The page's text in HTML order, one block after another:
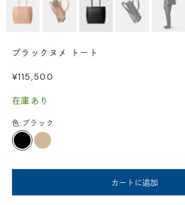
ブラックヌメ トート
セール価格
¥115,500
在庫あり
色: ブラック
ブラックオーク
カートに追加